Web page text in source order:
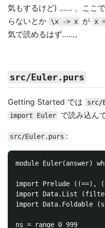
気もするけど) …… 、ここ
らないとか
\x -> x が x
気で読めるはず……。
src/Euler.purs
Getting Started では src/
import Euler で読み込ん
src/Euler.purs :
module Euler(answer)
import Prelude ((==),
import Data.List
import Data.Foldable
ns = range 0 999